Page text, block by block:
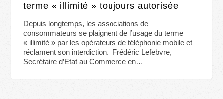
terme « illimité » toujours autorisée
Depuis longtemps, les associations de
consommateurs se plaignent de l’usage du terme
« illimité » par les opérateurs de téléphonie mobile et
réclament son interdiction. Frédéric Lefebvre,
Secrétaire d’Etat au Commerce en…